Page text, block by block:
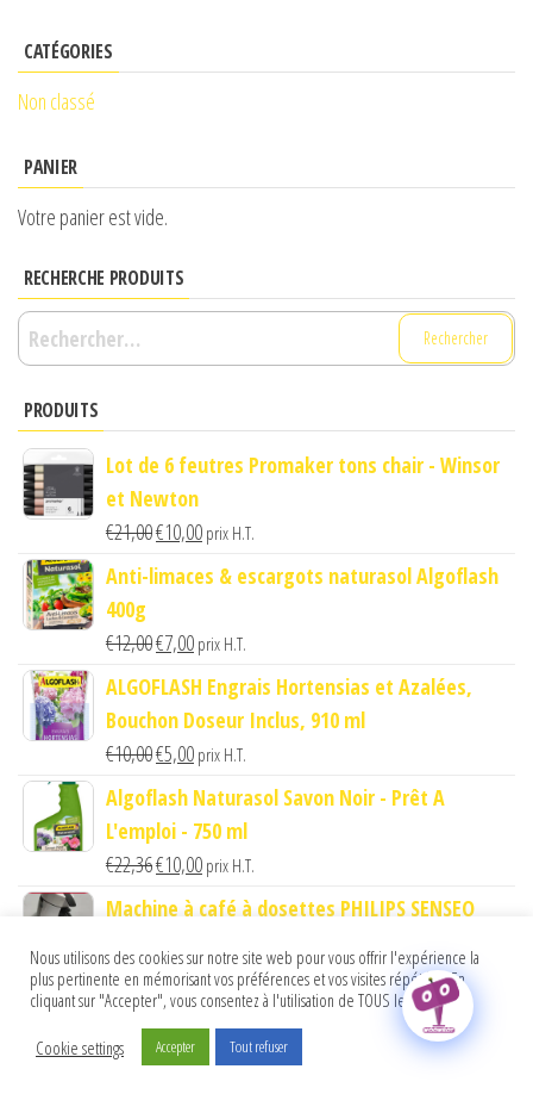
CATÉGORIES
Non classé
PANIER
Votre panier est vide.
RECHERCHE PRODUITS
Rechercher :
PRODUITS
Lot de 6 feutres Promaker tons chair - Winsor
et Newton
€21,00Le
prix
était :
€21,00.
€10,00Le
prix
est :
prix H.T.
Anti-limaces & escargots naturasol Algoflash
400g
€12,00Le
prix
initial
était :
€12,00.
€7,00Le
prix
actuel
est :
€7,00.
prix H.T.
ALGOFLASH Engrais Hortensias et Azalées,
Bouchon Doseur Inclus, 910 ml
€10,00Le
prix
initial
était :
€5,00Le
prix
actuel
est :
€5,00.
prix H.T.
Algoflash Naturasol Savon Noir - Prêt A
L'emploi - 750 ml
€22,36Le
prix
était :
€22,36.
€10,00Le
prix
est :
€10,00.
prix H.T.
Machine à café à dosettes PHILIPS SENSEO
€54,00Le
prix
initial
était :
€35,00Le
prix
actuel
est :
prix H.T.
Fièrement propulsé parWordPress Envo Shop
Nous utilisons des cookies sur notre site web pour vous offrir l'expérience la
plus pertinente en mémorisant vos préférences et vos visites répétées. En
cliquant sur "Accepter", vous consentez à l'utilisation de TOUS les cookies.
Cookie settings
Accepter Tout refuser